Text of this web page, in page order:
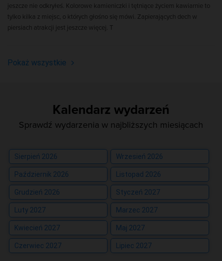
jeszcze nie odkryłeś. Kolorowe kamieniczki i tętniące życiem kawiarnie to
tylko kilka z miejsc, o których głośno się mówi. Zapierających dech w
piersiach atrakcji jest jeszcze więcej. T
Pokaż wszystkie
Kalendarz wydarzeń
Sprawdź wydarzenia w najbliższych miesiącach
Sierpień 2026 Wrzesień 2026
Październik 2026 Listopad 2026
Grudzień 2026 Styczeń 2027
Luty 2027 Marzec 2027
Kwiecień 2027 Maj 2027
Czerwiec 2027 Lipiec 2027